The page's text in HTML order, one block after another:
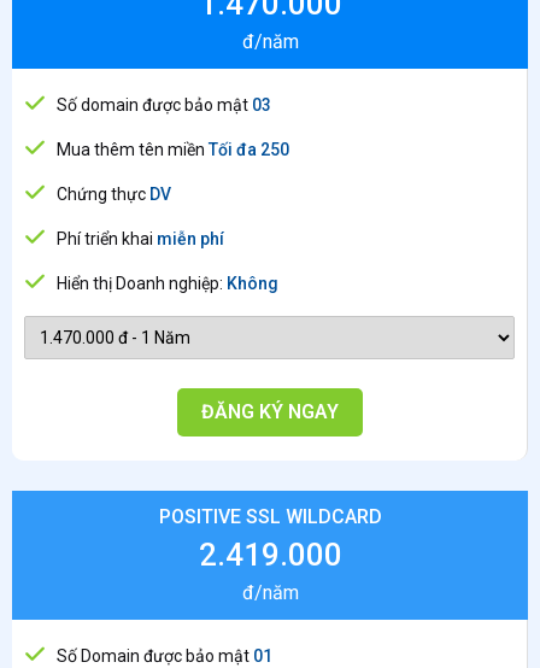
đ/năm
Số domain được bảo mật 03
Mua thêm tên miền Tối đa 250
Chứng thực DV
Phí triển khai miễn phí
Hiển thị Doanh nghiệp: Không
ĐĂNG KÝ NGAY
POSITIVE SSL WILDCARD
2.419.000
đ/năm
Số Domain được bảo mật 01